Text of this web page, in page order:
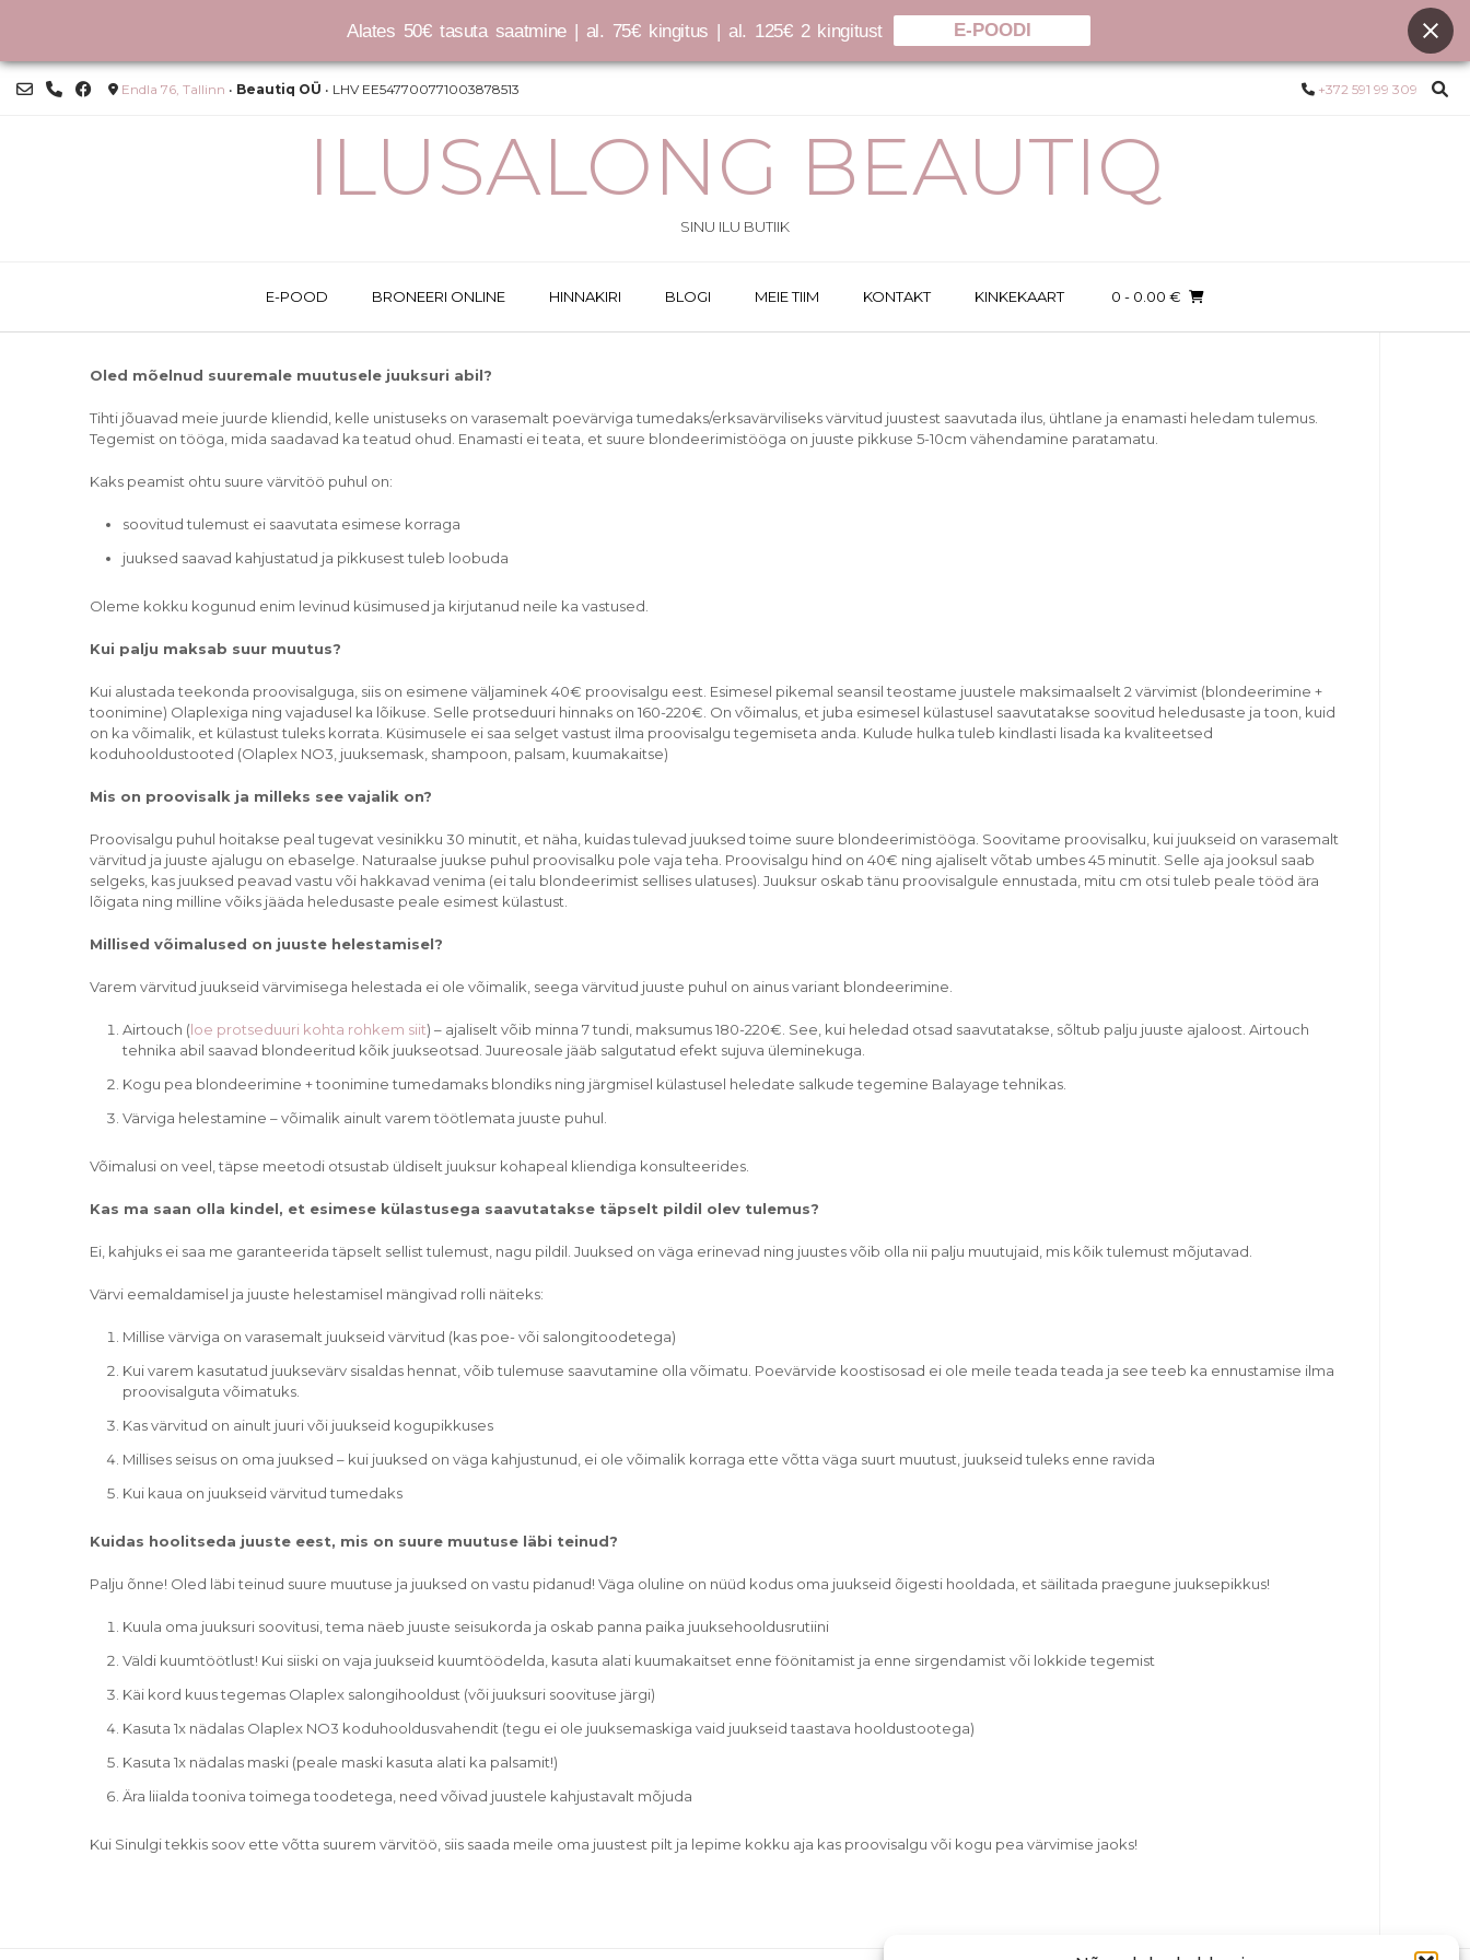
Skip
Endla 76, Tallinn • Beautiq OÜ • LHV EE547700771003878513 +372 591 99 309
ILUSALONG BEAUTIQ
SINU ILU BUTIIK
E-POOD BRONEERI ONLINE HINNAKIRI BLOGI MEIE TIIM KONTAKT KINKEKAART 0 - 0.00 €
Oled mõelnud suuremale muutusele juuksuri abil?
Tihti jõuavad meie juurde kliendid, kelle unistuseks on varasemalt poevärviga tumedaks/erksavärviliseks värvitud juustest saavutada ilus, ühtlane ja enamasti heledam tulemus.
Tegemist on tööga, mida saadavad ka teatud ohud. Enamasti ei teata, et suure blondeerimistööga on juuste pikkuse 5-10cm vähendamine paratamatu.
Kaks peamist ohtu suure värvitöö puhul on:
soovitud tulemust ei saavutata esimese korraga
juuksed saavad kahjustatud ja pikkusest tuleb loobuda
Oleme kokku kogunud enim levinud küsimused ja kirjutanud neile ka vastused.
Kui palju maksab suur muutus?
Kui alustada teekonda proovisalguga, siis on esimene väljaminek 40€ proovisalgu eest. Esimesel pikemal seansil teostame juustele maksimaalselt 2 värvimist (blondeerimine +
toonimine) Olaplexiga ning vajadusel ka lõikuse. Selle protseduuri hinnaks on 160-220€. On võimalus, et juba esimesel külastusel saavutatakse soovitud heledusaste ja toon, kuid
on ka võimalik, et külastust tuleks korrata. Küsimusele ei saa selget vastust ilma proovisalgu tegemiseta anda. Kulude hulka tuleb kindlasti lisada ka kvaliteetsed
koduhooldustooted (Olaplex NO3, juuksemask, shampoon, palsam, kuumakaitse)
Mis on proovisalk ja milleks see vajalik on?
Proovisalgu puhul hoitakse peal tugevat vesinikku 30 minutit, et näha, kuidas tulevad juuksed toime suure blondeerimistööga. Soovitame proovisalku, kui juukseid on varasemalt
värvitud ja juuste ajalugu on ebaselge. Naturaalse juukse puhul proovisalku pole vaja teha. Proovisalgu hind on 40€ ning ajaliselt võtab umbes 45 minutit. Selle aja jooksul saab
selgeks, kas juuksed peavad vastu või hakkavad venima (ei talu blondeerimist sellises ulatuses). Juuksur oskab tänu proovisalgule ennustada, mitu cm otsi tuleb peale tööd ära
lõigata ning milline võiks jääda heledusaste peale esimest külastust.
Millised võimalused on juuste helestamisel?
Varem värvitud juukseid värvimisega helestada ei ole võimalik, seega värvitud juuste puhul on ainus variant blondeerimine.
Airtouch (loe protseduuri kohta rohkem siit) – ajaliselt võib minna 7 tundi, maksumus 180-220€. See, kui heledad otsad saavutatakse, sõltub palju juuste ajaloost. Airtouch
tehnika abil saavad blondeeritud kõik juukseotsad. Juureosale jääb salgutatud efekt sujuva üleminekuga.
Kogu pea blondeerimine + toonimine tumedamaks blondiks ning järgmisel külastusel heledate salkude tegemine Balayage tehnikas.
Värviga helestamine – võimalik ainult varem töötlemata juuste puhul.
Võimalusi on veel, täpse meetodi otsustab üldiselt juuksur kohapeal kliendiga konsulteerides.
Kas ma saan olla kindel, et esimese külastusega saavutatakse täpselt pildil olev tulemus?
Ei, kahjuks ei saa me garanteerida täpselt sellist tulemust, nagu pildil. Juuksed on väga erinevad ning juustes võib olla nii palju muutujaid, mis kõik tulemust mõjutavad.
Värvi eemaldamisel ja juuste helestamisel mängivad rolli näiteks:
Millise värviga on varasemalt juukseid värvitud (kas poe- või salongitoodetega)
Kui varem kasutatud juuksevärv sisaldas hennat, võib tulemuse saavutamine olla võimatu. Poevärvide koostisosad ei ole meile teada teada ja see teeb ka ennustamise ilma
proovisalguta võimatuks.
Kas värvitud on ainult juuri või juukseid kogupikkuses
Millises seisus on oma juuksed – kui juuksed on väga kahjustunud, ei ole võimalik korraga ette võtta väga suurt muutust, juukseid tuleks enne ravida
Kui kaua on juukseid värvitud tumedaks
Kuidas hoolitseda juuste eest, mis on suure muutuse läbi teinud?
Palju õnne! Oled läbi teinud suure muutuse ja juuksed on vastu pidanud! Väga oluline on nüüd kodus oma juukseid õigesti hooldada, et säilitada praegune juuksepikkus!
Kuula oma juuksuri soovitusi, tema näeb juuste seisukorda ja oskab panna paika juuksehooldusrutiini
Väldi kuumtöötlust! Kui siiski on vaja juukseid kuumtöödelda, kasuta alati kuumakaitset enne föönitamist ja enne sirgendamist või lokkide tegemist
Käi kord kuus tegemas Olaplex salongihooldust (või juuksuri soovituse järgi)
Kasuta 1x nädalas Olaplex NO3 koduhooldusvahendit (tegu ei ole juuksemaskiga vaid juukseid taastava hooldustootega)
Kasuta 1x nädalas maski (peale maski kasuta alati ka palsamit!)
Ära liialda tooniva toimega toodetega, need võivad juustele kahjustavalt mõjuda
Kui Sinulgi tekkis soov ette võtta suurem värvitöö, siis saada meile oma juustest pilt ja lepime kokku aja kas proovisalgu või kogu pea värvimise jaoks!
Alates 50€ tasuta saatmine | al. 75€ kingitus | al. 125€ 2 kingitust E-POODI